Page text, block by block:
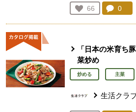
お気に入り登録
66
人が登録
コメ
0
「日本の米育ち
菜炒め
炒める 主菜
生活クラ